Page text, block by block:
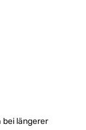
längerer